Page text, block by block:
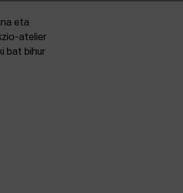
eta
atelier
bat bihur